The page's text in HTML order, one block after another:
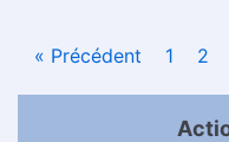
« Précédent 1 2